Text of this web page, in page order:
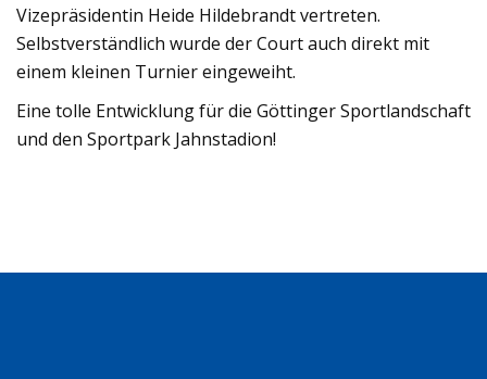
Vizepräsidentin Heide Hildebrandt vertreten.
Selbstverständlich wurde der Court auch direkt mit
einem kleinen Turnier eingeweiht.
Eine tolle Entwicklung für die Göttinger Sportlandschaft
und den Sportpark Jahnstadion!